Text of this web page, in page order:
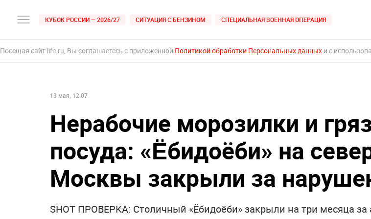
КУБОК РОССИИ — 2026/27 СИТУАЦИЯ С БЕНЗИНОМ СПЕЦИАЛЬНАЯ ВОЕННАЯ ОПЕРАЦИЯ
Посещая сайт life.ru, Вы соглашаетесь с приложенной Политикой обработки Персональных данных и с
13 мая, 12:07
Нерабочие морозилки и
посуда: «Ëбидоёби» на
Москвы закрыли за
SHOT ПРОВЕРКА: Столичный «Ёбидоёби» закрыли на три месяца